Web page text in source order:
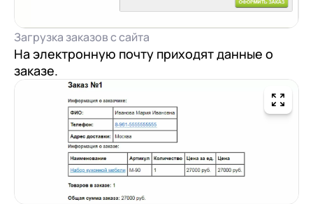
Загрузка заказов с сайта
На электронную почту приходят данные о
заказе.